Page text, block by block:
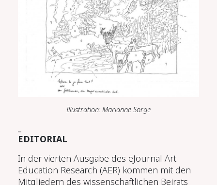
Illustration: Marianne Sorge
EDITORIAL
In der vierten Ausgabe des eJournal Art
Education Research (AER) kommen mit den
Mitgliedern des wissenschaftlichen Beirats